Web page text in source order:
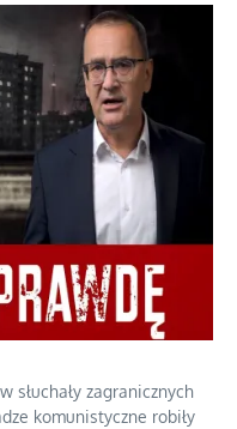
słuchały zagranicznych
komunistyczne robiły